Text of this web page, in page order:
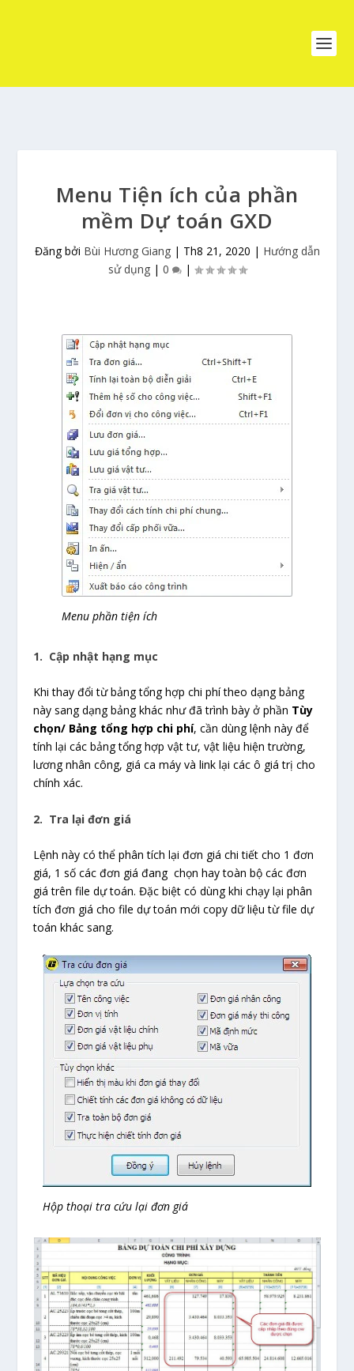
Menu Tiện ích của phần
mềm Dự toán GXD
Đăng bởi Bùi Hương Giang| Th8 21, 2020 | Hướng dẫn
sử dụng| 0 |
Menu phần tiện ích
1. Cập nhật hạng mục
Khi thay đổi từ bảng tổng hợp chi phí theo dạng bảng
này sang dạng bảng khác như đã trình bày ở phần Tùy
chọn/ Bảng tổng hợp chi phí, cần dùng lệnh này để
tính lại các bảng tổng hợp vật tư, vật liệu hiện trường,
lương nhân công, giá ca máy và link lại các ô giá trị cho
chính xác.
2. Tra lại đơn giá
Lệnh này có thể phân tích lại đơn giá chi tiết cho 1 đơn
giá, 1 số các đơn giá đang chọn hay toàn bộ các đơn
giá trên file dự toán. Đặc biệt có dùng khi chạy lại phân
tích đơn giá cho file dự toán mới copy dữ liệu từ file dự
toán khác sang.
Hộp thoại tra cứu lại đơn giá